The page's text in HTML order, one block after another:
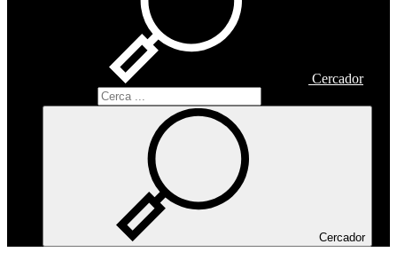
Cercador
Cercador